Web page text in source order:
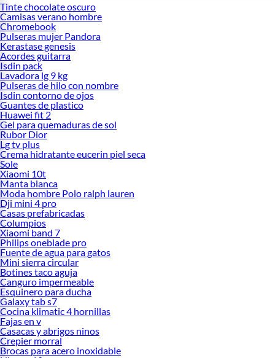
Tinte chocolate oscuro
Camisas verano hombre
Chromebook
Pulseras mujer Pandora
Kerastase genesis
Acordes guitarra
Isdin pack
Lavadora lg 9 kg
Pulseras de hilo con nombre
Isdin contorno de ojos
Guantes de plastico
Huawei fit 2
Gel para quemaduras de sol
Rubor Dior
Lg tv plus
Crema hidratante eucerin piel seca
Sole
Xiaomi 10t
Manta blanca
Moda hombre Polo ralph lauren
Dji mini 4 pro
Casas prefabricadas
Columpios
Xiaomi band 7
Philips oneblade pro
Fuente de agua para gatos
Mini sierra circular
Botines taco aguja
Canguro impermeable
Esquinero para ducha
Galaxy tab s7
Cocina klimatic 4 hornillas
Fajas en v
Casacas y abrigos ninos
Crepier morral
Brocas para acero inoxidable